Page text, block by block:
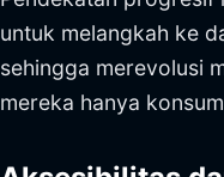
untuk melangkah ke
sehingga merevolusi
mereka hanya